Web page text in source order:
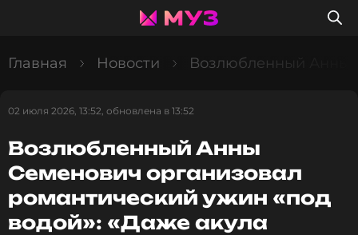
Главная Новости Возлюбленный Анны
02 июля 2026, 13:52, обновлена в 13:52
Возлюбленный Анны
Семенович организовал
романтический ужин «под
водой»: «Даже акула